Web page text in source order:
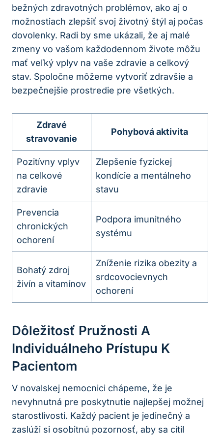
bežných zdravotných problémov, ako aj o
možnostiach zlepšiť svoj životný štýl aj počas
dovolenky. Radi by sme ukázali, že aj malé
zmeny vo vašom každodennom živote môžu
mať veľký vplyv na vaše zdravie a celkový
stav. Spoločne môžeme vytvoriť zdravšie a
bezpečnejšie prostredie pre všetkých.
Zdravé
stravovanie
Pohybová aktivita
Pozitívny vplyv
na celkové
zdravie
Zlepšenie fyzickej
kondície a mentálneho
stavu
Prevencia
chronických
ochorení
Podpora imunitného
systému
Bohatý zdroj
živín a vitamínov
Zníženie rizika obezity a
srdcovocievnych
ochorení
Dôležitosť Pružnosti A
Individuálneho Prístupu K
Pacientom
V novalskej nemocnici chápeme, že je
nevyhnutná pre poskytnutie najlepšej možnej
starostlivosti. Každý pacient je jedinečný a
zaslúži si osobitnú pozornosť, aby sa cítil